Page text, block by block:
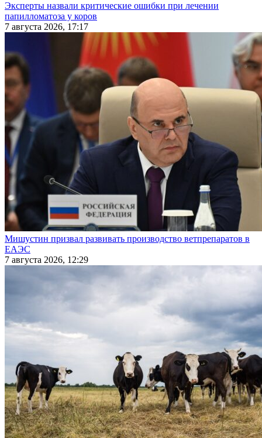
Эксперты назвали критические ошибки при лечении
папилломатоза у коров
7 августа 2026, 17:17
Мишустин призвал развивать производство ветпрепаратов в
ЕАЭС
7 августа 2026, 12:29